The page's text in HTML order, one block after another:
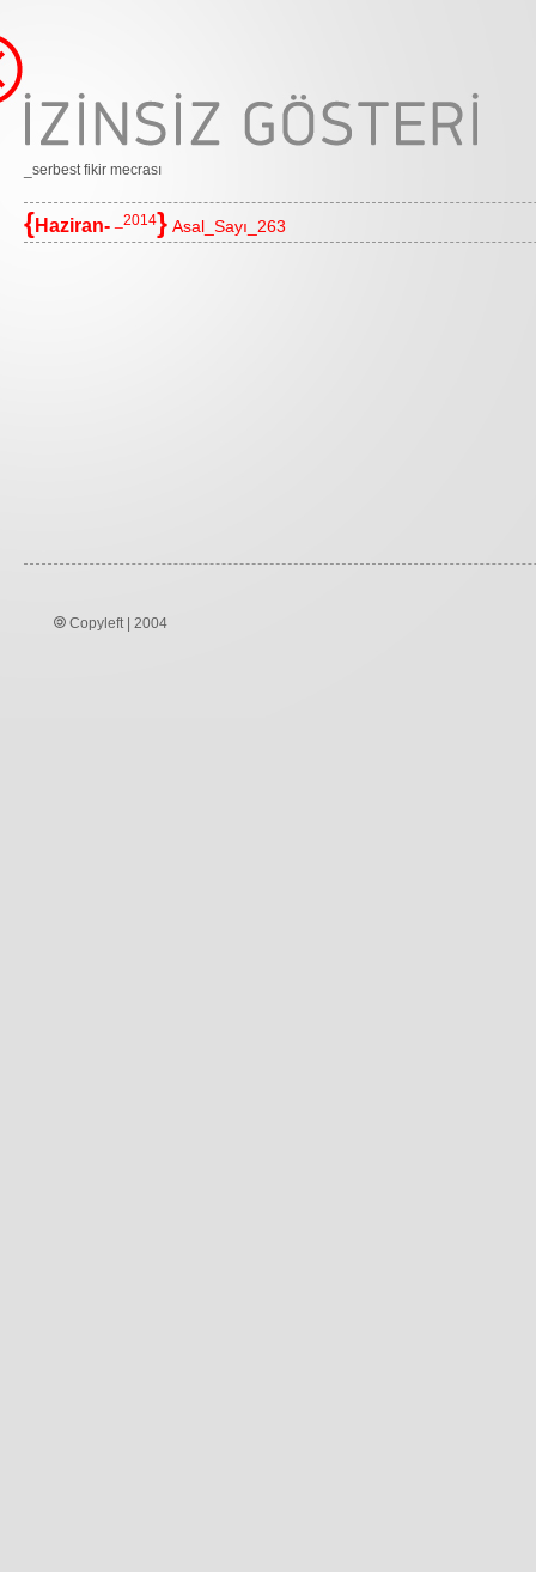
_serbest fikir mecrası
{Haziran- _2014} Asal_Sayı_263
Copyleft | 2004